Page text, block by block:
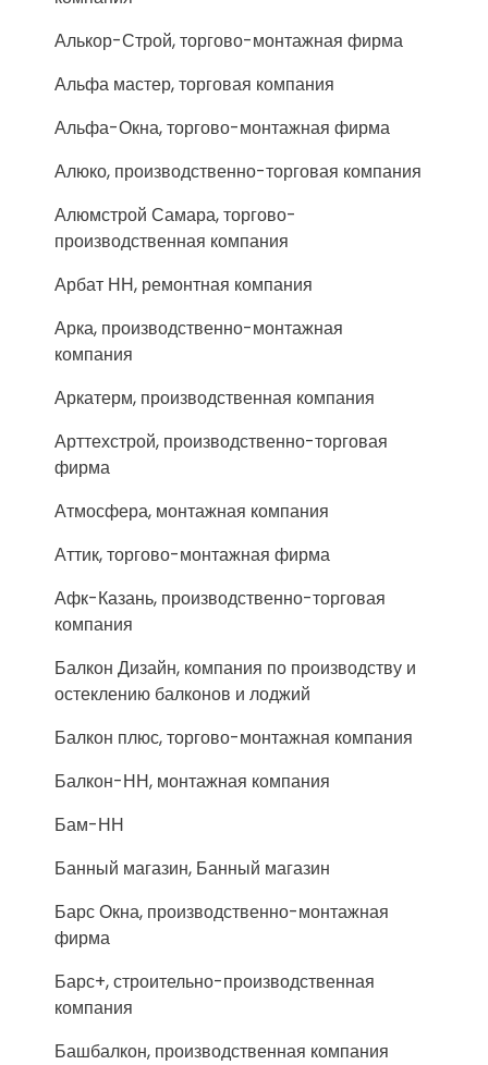
Алькор-Строй, торгово-монтажная фирма
Альфа мастер, торговая компания
Альфа-Окна, торгово-монтажная фирма
Алюко, производственно-торговая компания
Алюмстрой Самара, торгово-
производственная компания
Арбат НН, ремонтная компания
Арка, производственно-монтажная
компания
Аркатерм, производственная компания
Арттехстрой, производственно-торговая
фирма
Атмосфера, монтажная компания
Аттик, торгово-монтажная фирма
Афк-Казань, производственно-торговая
компания
Балкон Дизайн, компания по производству и
остеклению балконов и лоджий
Балкон плюс, торгово-монтажная компания
Балкон-НН, монтажная компания
Бам-НН
Банный магазин, Банный магазин
Барс Окна, производственно-монтажная
фирма
Барс+, строительно-производственная
компания
Башбалкон, производственная компания